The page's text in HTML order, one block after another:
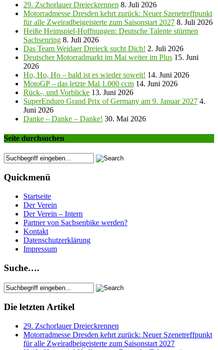
29. Zschorlauer Dreieckrennen 8. Juli 2026
Motorradmesse Dresden kehrt zurück: Neuer Szenetreffpunkt
für alle Zweiradbeigeisterte zum Saisonstart 2027 8. Juli 2026
Heiße Heimspiel-Hoffnungen: Deutsche Talente stürmen
Sachsenring 8. Juli 2026
Das Team Weidaer Dreieck sucht Dich! 2. Juli 2026
Deutscher Motorradmarkt im Mai weiter im Plus 15. Juni
2026
Ho, Ho, Ho – bald ist es wieder soweit! 14. Juni 2026
MotoGP – das letzte Mal 1.000 ccm 14. Juni 2026
Rück-, und Vorblicke 13. Juni 2026
SuperEnduro Grand Prix of Germany am 9. Januar 2027 4.
Juni 2026
Danke – Danke – Danke! 30. Mai 2026
Seite durchsuchen
Quickmenü
Startseite
Der Verein
Der Verein – Intern
Partner von Sachsenbike werden?
Kontakt
Datenschutzerklärung
Impressum
Suche….
Die letzten Artikel
29. Zschorlauer Dreieckrennen
Motorradmesse Dresden kehrt zurück: Neuer Szenetreffpunkt
für alle Zweiradbeigeisterte zum Saisonstart 2027